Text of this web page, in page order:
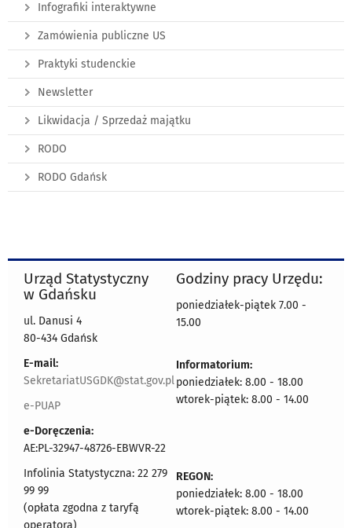
Infografiki interaktywne
Zamówienia publiczne US
Praktyki studenckie
Newsletter
Likwidacja / Sprzedaż majątku
RODO
RODO Gdańsk
Urząd Statystyczny
w Gdańsku
ul. Danusi 4
80-434 Gdańsk
E-mail:
SekretariatUSGDK@stat.gov.pl
e-PUAP
e-Doręczenia:
AE:PL-32947-48726-EBWVR-22
Infolinia Statystyczna: 22 279
99 99
(opłata zgodna z taryfą
Godziny pracy Urzędu:
poniedziałek-piątek 7.00 -
15.00
Informatorium:
poniedziałek: 8.00 - 18.00
wtorek-piątek: 8.00 - 14.00
REGON:
poniedziałek: 8.00 - 18.00
wtorek-piątek: 8.00 - 14.00